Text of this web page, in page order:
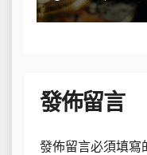
發佈留言
發佈留言必須填寫